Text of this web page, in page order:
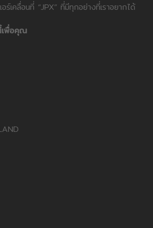
เคลื่อนที่ “JPX” ที่มีทุกอย่างที่เราอยากได้
เพื่อคุณ